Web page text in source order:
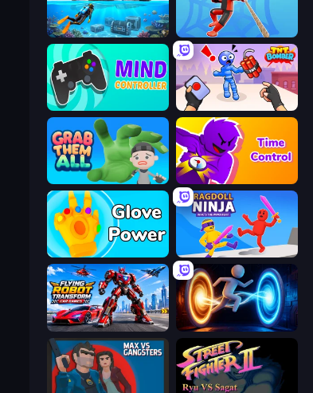
Underwater Survival: Deep Dive Web Master
Mind Controller TNT Bomber
Grab Them All Time Control!
Glove Power Ragdoll Ninja: Imposter Hero
Flying Robot Transform Car Games Portal Escape